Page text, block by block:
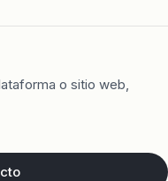
o sitio web,